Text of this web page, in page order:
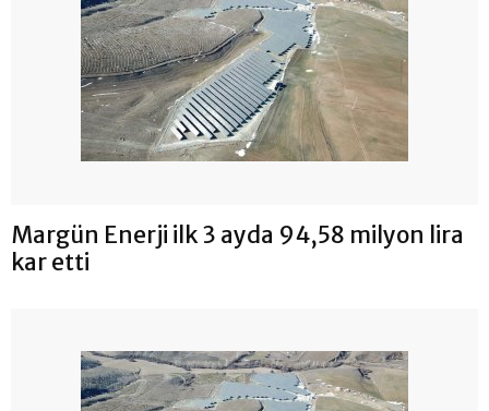
Margün Enerji ilk 3 ayda 94,58 milyon lira
kar etti